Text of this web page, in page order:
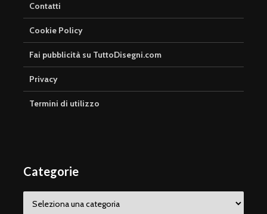
Contatti
Cookie Policy
Fai pubblicità su TuttoDisegni.com
Privacy
Termini di utilizzo
Categorie